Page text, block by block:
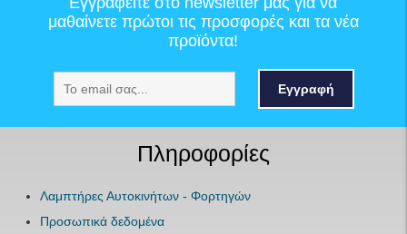
μαθαίνετε πρώτοι τις προσφορές και τα νέα
προϊόντα!
Εγγραφή
Πληροφορίες
Λαμπτήρες Αυτοκινήτων - Φορτηγών
Προσωπικά δεδομένα